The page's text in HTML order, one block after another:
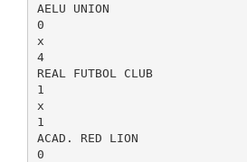
AELU UNION
0
x
4
REAL FUTBOL CLUB
1
x
1
ACAD. RED LION
0